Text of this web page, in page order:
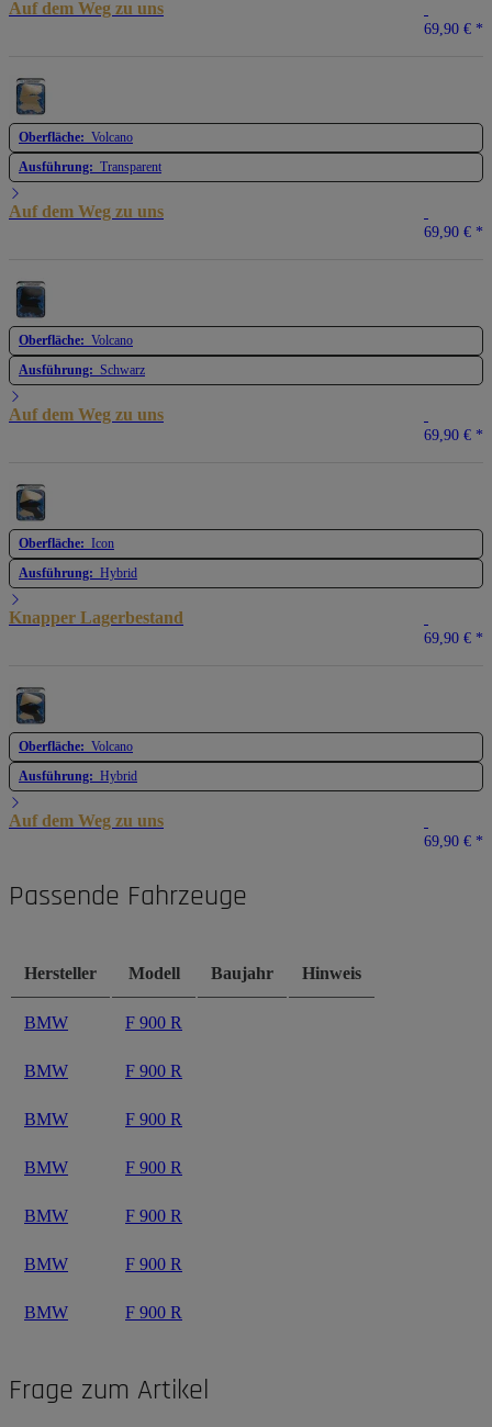
Auf dem Weg zu uns
69,90 € *
Oberfläche: Volcano
Ausführung: Transparent
Auf dem Weg zu uns
69,90 € *
Oberfläche: Volcano
Ausführung: Schwarz
Auf dem Weg zu uns
69,90 € *
Oberfläche: Icon
Ausführung: Hybrid
Knapper Lagerbestand
69,90 € *
Oberfläche: Volcano
Ausführung: Hybrid
Auf dem Weg zu uns
69,90 € *
Passende Fahrzeuge
Hersteller Modell Baujahr Hinweis
BMW F 900 R
BMW F 900 R
BMW F 900 R
BMW F 900 R
BMW F 900 R
BMW F 900 R
BMW F 900 R
Frage zum Artikel